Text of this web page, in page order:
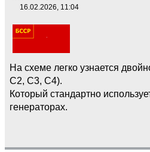
16.02.2026, 11:04
На схеме легко узнается
C2, C3, C4).
Который стандартно
генераторах.